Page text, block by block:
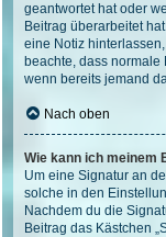
geantwortet hat oder
Beitrag überarbeitet
eine Notiz
beachte, dass
wenn bereits jemand
Nach oben
Wie kann ich meinem
Um eine Signatur an
solche in den
Nachdem du die
Beitrag das Kästchen